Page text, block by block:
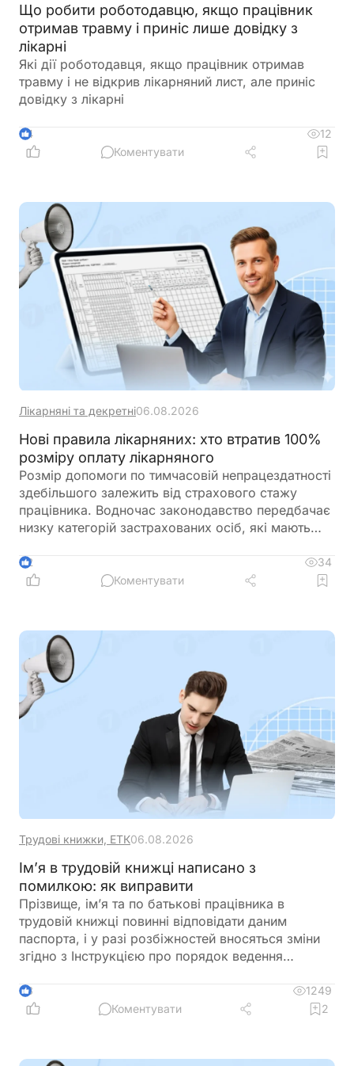
Що робити роботодавцю, якщо працівник
отримав травму і приніс лише довідку з
лікарні
Які дії роботодавця, якщо працівник отримав
травму і не відкрив лікарняний лист, але приніс
довідку з лікарні
4
12
Коментувати
Лікарняні та декретні06.08.2026
Нові правила лікарняних: хто втратив 100%
розміру оплату лікарняного
Розмір допомоги по тимчасовій непрацездатності
здебільшого залежить від страхового стажу
працівника. Водночас законодавство передбачає
низку категорій застрахованих осіб, які мають
середньої заробітної плати незалежно від
тривалості страхового стажу. До них належать,
особи та працівники резидентів Дія.City.
Пенсійний фонд також звернув увагу на зміни
щодо донорів крові та нагадав про правильне
заповнення заяви-розрахунку для фінансування
страхових виплат
2
34
Коментувати
Трудові книжки, ЕТК06.08.2026
Ім’я в трудовій книжці написано з
помилкою: як виправити
Прізвище, ім’я та по батькові працівника в
трудовій книжці повинні відповідати даним
паспорта, і у разі розбіжностей вносяться зміни
згідно з Інструкцією про порядок ведення
уникнути проблем та питань під час оформлення
пенсії
3
1249
Коментувати
2